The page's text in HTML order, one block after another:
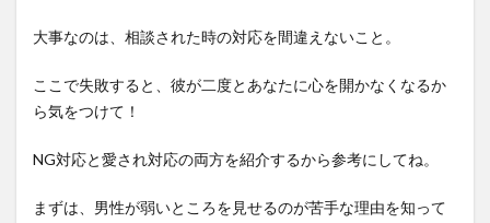
大事なのは、相談された時の対応を間違えないこと。
ここで失敗すると、彼が二度とあなたに心を開かなくなるか
ら気をつけて！
NG対応と愛され対応の両方を紹介するから参考にしてね。
まずは、男性が弱いところを見せるのが苦手な理由を知って